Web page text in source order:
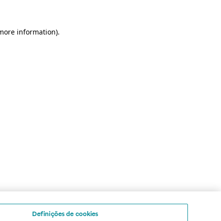
information).
Definições de cookies